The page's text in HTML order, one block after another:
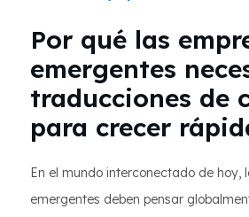
Por qué las
emergentes
traducciones de
para crecer
En el mundo interconectado de hoy,
emergentes deben pensar